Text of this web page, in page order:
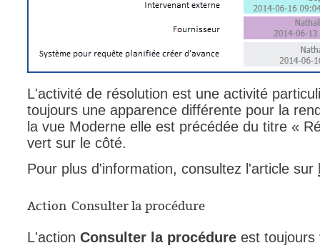
L'activité de résolution est une activité
toujours une apparence différente pour la
la vue Moderne elle est précédée du titre «
vert sur le côté.
Pour plus d'information, consultez l'article sur
Action Consulter la procédure
L'action Consulter la procédure est toujours